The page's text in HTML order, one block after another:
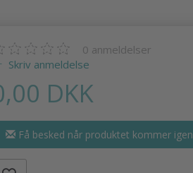
0 anmeldelser
Skriv anmeldelse
DKK
Få besked når produktet kommer igen